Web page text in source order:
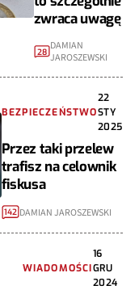
zwraca uwagę
28 DAMIAN
JAROSZEWSKI
BEZPIECZEŃSTWO
22
STY
2025
Przez taki przelew
trafisz na celownik
fiskusa
142 DAMIAN JAROSZEWSKI
WIADOMOŚCI
16
GRU
2024